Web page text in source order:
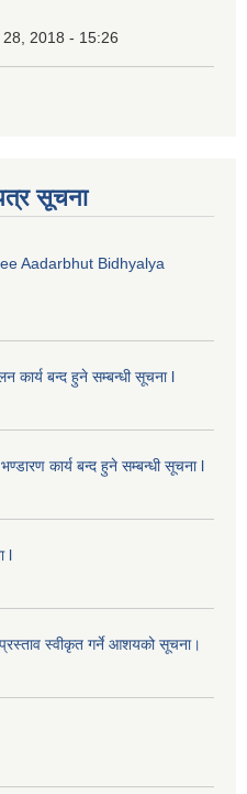
2018 - 15:26
सूचना
Aadarbhut Bidhyalya
कार्य बन्द हुने सम्बन्धी सूचना l
कार्य बन्द हुने सम्बन्धी सूचना l
l
प्रस्ताव स्वीकृत गर्ने आशयको सूचना।